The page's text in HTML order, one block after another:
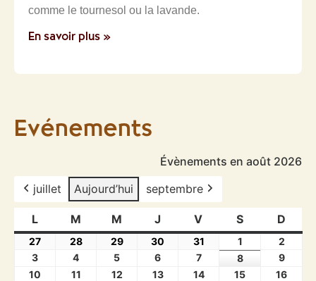
comme le tournesol ou la lavande.
En savoir plus »
Evénements
Évènements en août 2026
juillet
Aujourd’hui septembre
L M M J V S D
27 28 29 30 31 1
2
3
4 5 6 7 8
9
10
11 12 13 14 15
16